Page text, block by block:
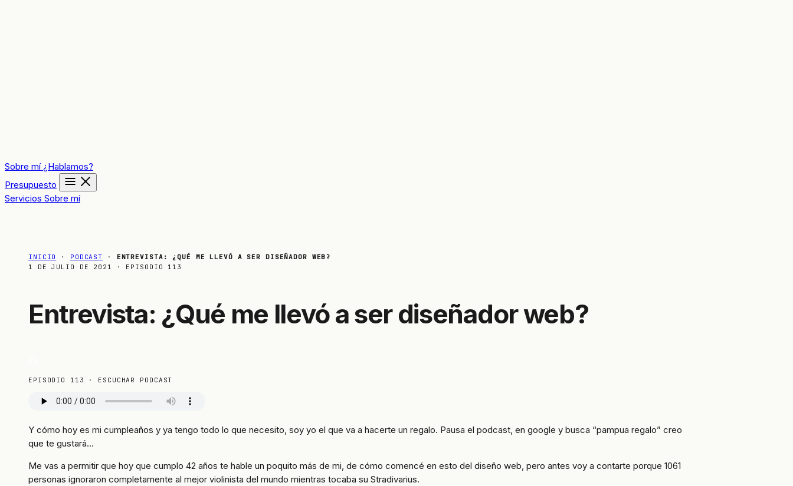
Sobre mí ¿Hablamos?
Presupuesto
Servicios Sobre mí
INICIO · PODCAST · ENTREVISTA: ¿QUÉ ME LLEVÓ A SER DISEÑADOR WEB?
1 DE JULIO DE 2021
· EPISODIO 113
Entrevista: ¿Qué me llevó a ser diseñador web?
EPISODIO 113 · ESCUCHAR PODCAST
Y cómo hoy es mi cumpleaños y ya tengo todo lo que necesito, soy yo el que va a hacerte un regalo. Pausa el podcast, en google y busca “pampua regalo” creo
que te gustará…
Me vas a permitir que hoy que cumplo 42 años te hable un poquito más de mi, de cómo comencé en esto del diseño web, pero antes voy a contarte porque 1061
personas ignoraron completamente al mejor violinista del mundo mientras tocaba su Stradivarius.